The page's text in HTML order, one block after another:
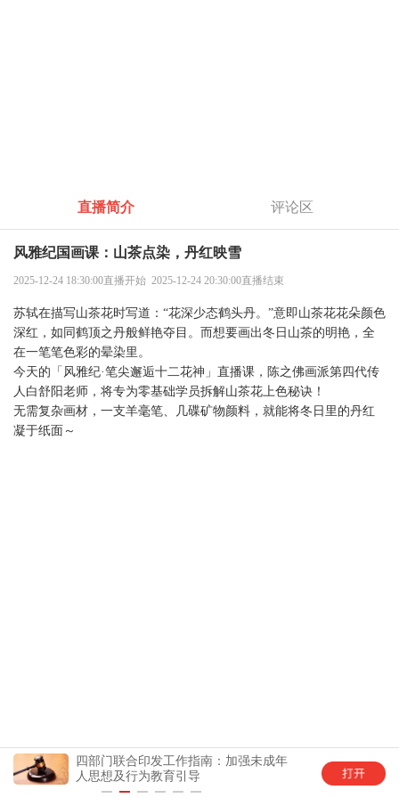
直播简介 评论区
风雅纪国画课：山茶点染，丹红映雪
2025-12-24 18:30:00直播开始 2025-12-24 20:30:00直播结束
苏轼在描写山茶花时写道：“花深少态鹤头丹。”意即山茶花花朵颜色
深红，如同鹤顶之丹般鲜艳夺目。而想要画出冬日山茶的明艳，全
在一笔笔色彩的晕染里。
今天的「风雅纪·笔尖邂逅十二花神」直播课，陈之佛画派第四代传
人白舒阳老师，将专为零基础学员拆解山茶花上色秘诀！
无需复杂画材，一支羊毫笔、几碟矿物颜料，就能将冬日里的丹红
凝于纸面～
四部门联合印发工作指南：加强未成年
人思想及行为教育引导
中国